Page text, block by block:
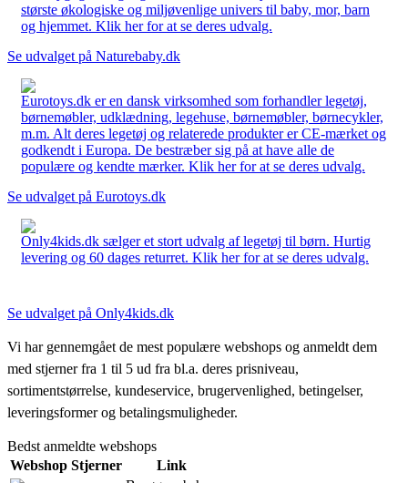
største økologiske og miljøvenlige univers til baby, mor, barn
og hjemmet. Klik her for at se deres udvalg.
Se udvalget på Naturebaby.dk
Eurotoys.dk er en dansk virksomhed som forhandler legetøj,
børnemøbler, udklædning, legehuse, børnemøbler, børnecykler,
m.m. Alt deres legetøj og relaterede produkter er CE-mærket og
godkendt i Europa. De bestræber sig på at have alle de
populære og kendte mærker. Klik her for at se deres udvalg.
Se udvalget på Eurotoys.dk
Only4kids.dk sælger et stort udvalg af legetøj til børn. Hurtig
levering og 60 dages returret. Klik her for at se deres udvalg.
Se udvalget på Only4kids.dk
Vi har gennemgået de mest populære webshops og anmeldt dem
med stjerner fra 1 til 5 ud fra bl.a. deres prisniveau,
sortimentstørrelse, kundeservice, brugervenlighed, betingelser,
leveringsformer og betalingsmuligheder.
Bedst anmeldte webshops
Webshop Stjerner
Link